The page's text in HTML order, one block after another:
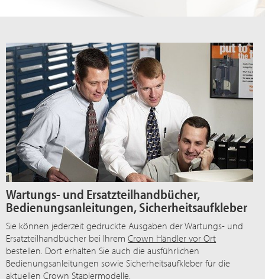
Wartungs- und Ersatzteilhandbücher,
Bedienungsanleitungen, Sicherheitsaufkleber
Sie können jederzeit gedruckte Ausgaben der Wartungs- und
Ersatzteilhandbücher bei IhremCrown Händler vor Ort
bestellen. Dort erhalten Sie auch die ausführlichen
Bedienungsanleitungen sowie Sicherheitsaufkleber für die
aktuellen Crown Staplermodelle.